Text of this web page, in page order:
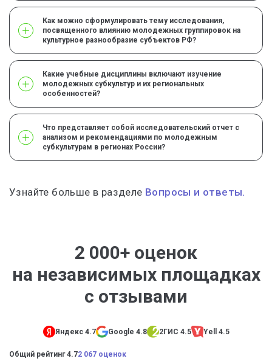
Как можно сформулировать тему исследования,
посвященного влиянию молодежных группировок на
культурное разнообразие субъектов РФ?
Какие учебные дисциплины включают изучение
молодежных субкультур и их региональных
особенностей?
Что представляет собой исследовательский отчет с
анализом и рекомендациями по молодежным
субкультурам в регионах России?
Узнайте больше в разделе Вопросы и ответы.
2 000+ оценок
на независимых площадках
с отзывами
Яндекс 4.7 Google 4.8 2ГИС 4.5 Yell 4.5
Общий рейтинг 4.72 067 оценок